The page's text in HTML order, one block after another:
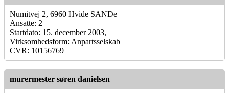
Numitvej 2, 6960 Hvide SANDe
Ansatte: 2
Startdato: 15. december 2003,
Virksomhedsform: Anpartsselskab
CVR: 10156769
murermester søren danielsen